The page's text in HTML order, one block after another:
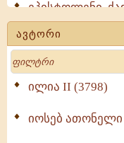
ეპისტოლენი,
(723)
მოძღვრის
მრევლისათვის
Wisdomge (514)
ქადაგებანი
ავტორი
Search
ილია II (3798)
იოსებ ათონელი